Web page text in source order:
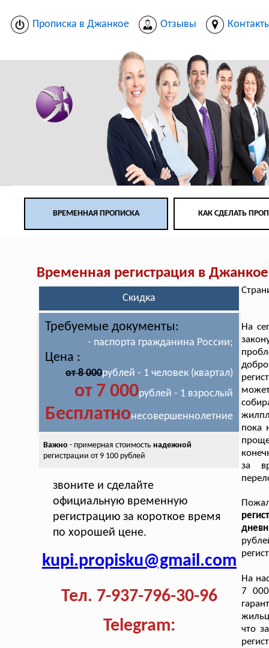
Прописка в Джанкое Отзывы
ВРЕМЕННАЯ ПРОПИСКА КАК СДЕЛАТЬ
Временная регистрация в Джанкое
Скидка
Требуемые документы:
- паспорта гражданина России;
Цена :
от 8 000рублей - 1 человек (квартал)
от 7 000рублей - 1 взрослый
Бесплатнонесовершеннолетние
Важно - примерная стоимостьнадежной
регистрации от 9 100 рублей
звоните и сделайте
официальную временную
регистрацию за короткое время
по хорошей цене.
kupi.propisku@gmail.com
Тел. 7-937-796-30-96
Telegram:
На
пока
за
На
7
что